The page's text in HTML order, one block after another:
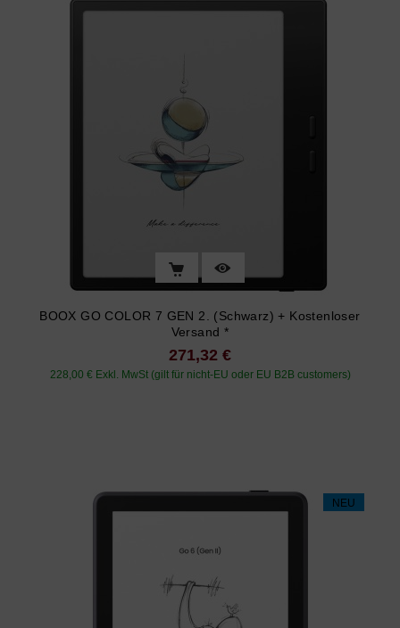
BOOX GO COLOR 7 GEN 2. (schwarz) + Kostenloser
Versand *
271,32 €
228,00 € Exkl. MwSt (gilt für nicht-EU oder EU B2B customers)
NEU